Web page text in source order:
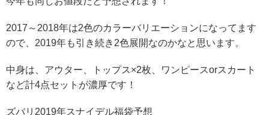
2017～2018年は2色のカラーバリエーションになってます
ので、2019年も引き続き2色展開なのかなと思います。
中身は、アウター、トップス×2枚、ワンピースorスカート
など計4点セットが濃厚です！
ズバリ2019年スナイデル福袋予想